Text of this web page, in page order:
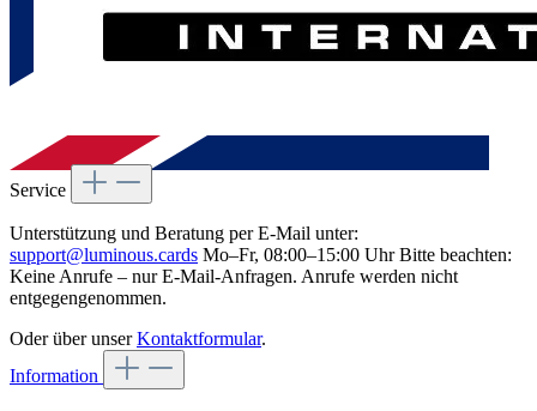
Service
Unterstützung und Beratung per E-Mail unter:
support@luminous.cards Mo–Fr, 08:00–15:00 Uhr Bitte beachten:
Keine Anrufe – nur E-Mail-Anfragen. Anrufe werden nicht
entgegengenommen.
Oder über unserKontaktformular.
Information